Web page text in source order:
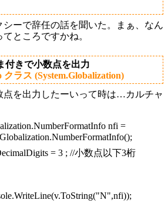
シーで辞任の話を聞いた。まぁ、なん
ところですかね。
付きで小数点を出力
ラス (System.Globalization)
点を出力したーいって時は…カルチャ
nfi =
= 3 ; //小数点以下3桁